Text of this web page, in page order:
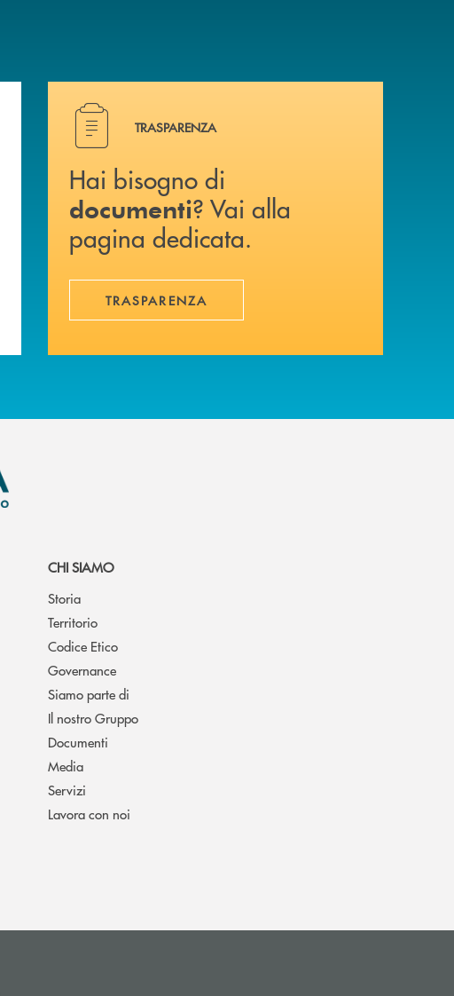
Hai bisogno di documenti ? Vai alla pagina dedicata.
TRASPARENZA
Hai bisogno di
documenti? Vai alla
pagina dedicata.
TRASPARENZA
CHI SIAMO
Storia
Territorio
Codice Etico
Governance
Siamo parte di
Il nostro Gruppo
Documenti
Media
Servizi
Lavora con noi